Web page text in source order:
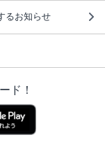
るお知らせ
ド！